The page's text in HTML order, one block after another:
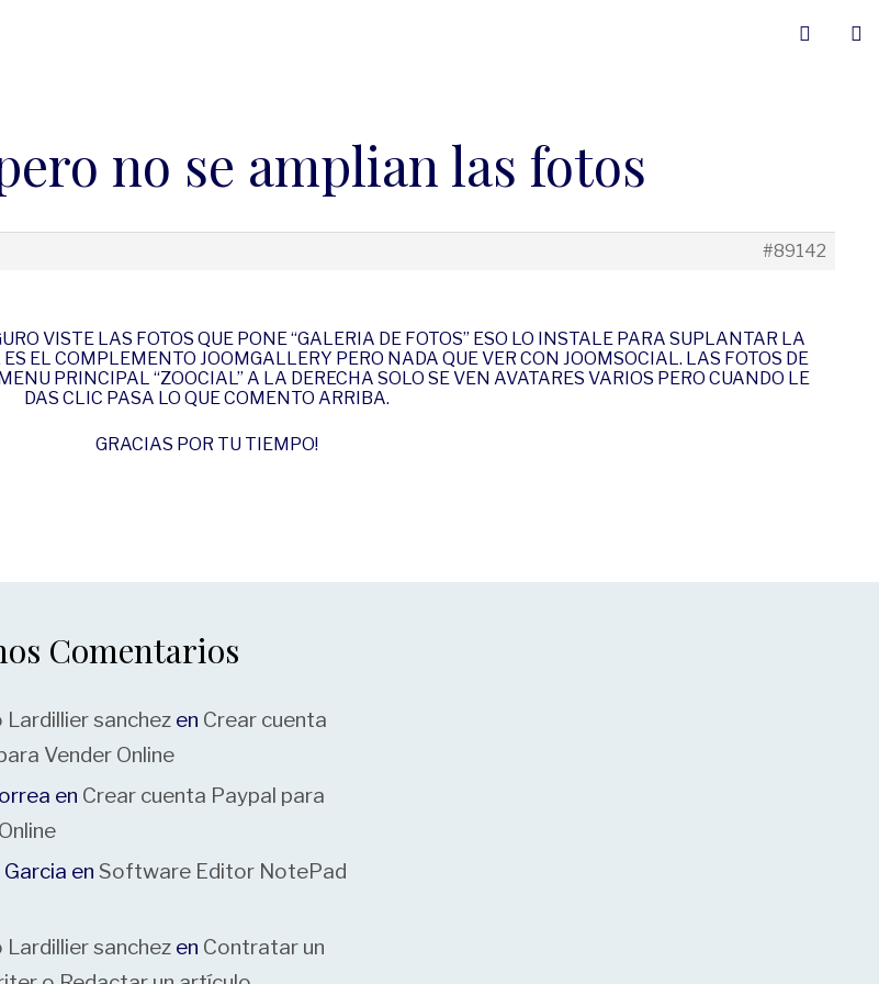
no se amplian las fotos
#89142
VISTE LAS FOTOS QUE PONE “GALERIA DE FOTOS” ESO LO INSTALE PARA SUPLANTAR LA
EL COMPLEMENTO JOOMGALLERY PERO NADA QUE VER CON JOOMSOCIAL. LAS FOTOS DE
PRINCIPAL “ZOOCIAL” A LA DERECHA SOLO SE VEN AVATARES VARIOS PERO CUANDO LE
DAS CLIC PASA LO QUE COMENTO ARRIBA.
GRACIAS POR TU TIEMPO!
Comentarios
Lardillier sanchezen Crear cuenta
Vender Online
en Crear cuenta Paypal para
en Software Editor NotePad
Lardillier sanchezen Contratar un